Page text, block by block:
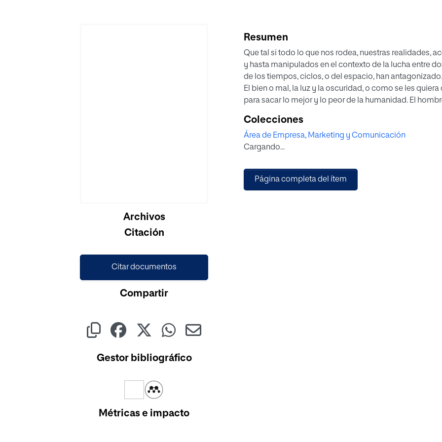
Archivos
Citación
Citar documentos
Compartir
Gestor bibliográfico
Métricas e impacto
Resumen
Que tal si todo lo que nos rodea, nuestras realidades,
y hasta manipulados en el contexto de la lucha entre
de los tiempos, ciclos, o del espacio, han antagonizado.
El bien o mal, la luz y la oscuridad, o como se les
para sacar lo mejor y lo peor de la humanidad. El
cotidianos, los más banales y los más supremos, con
y entender “realidades” que van más allá de nuestra
tienden a sentirse bajo control.Pero que pasaría si en
planos, por otros agentes, aún no identificados, que
nuestras acciones para documentar y estudiar cada
Colecciones
Área de Empresa, Marketing y Comunicación
Cargando...
Página completa del ítem